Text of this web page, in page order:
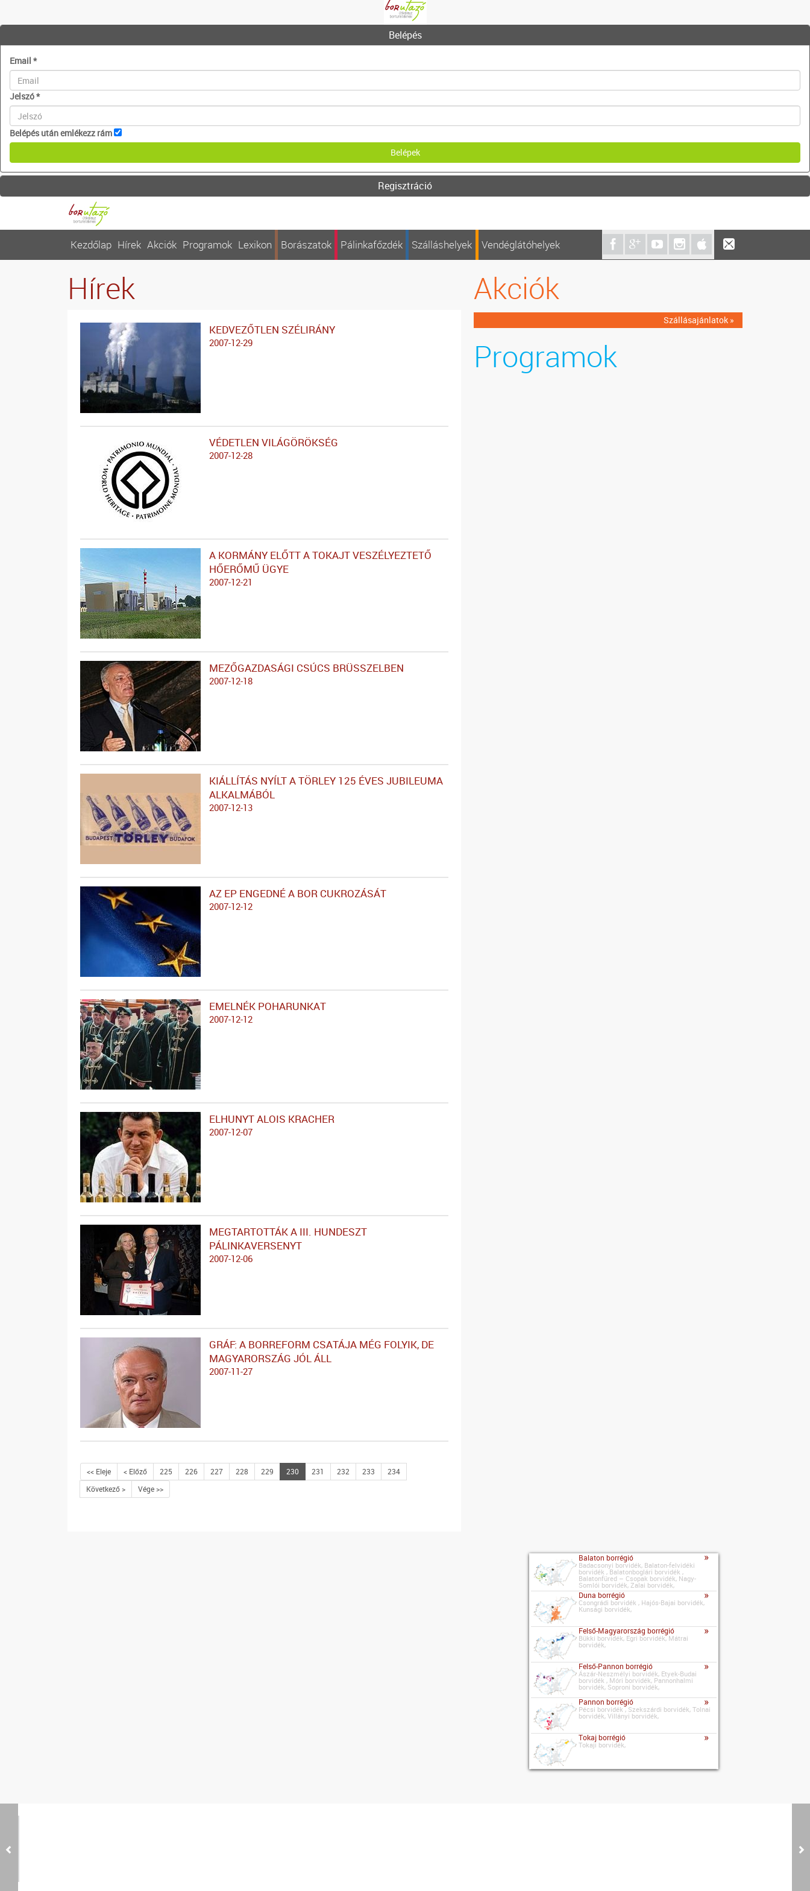
Belépés
Email *
Jelszó*
Belépés után emlékezz rám
Regisztráció
Kezdőlap Hírek Akciók Programok Lexikon Borászatok Pálinkafőzdék Szálláshelyek Vendéglátóhelyek
Hírek
KEDVEZŐTLEN SZÉLIRÁNY
2007-12-29
VÉDETLEN VILÁGÖRÖKSÉG
2007-12-28
A KORMÁNY ELŐTT A TOKAJT VESZÉLYEZTETŐ
HŐERŐMŰ ÜGYE
2007-12-21
MEZŐGAZDASÁGI CSÚCS BRÜSSZELBEN
2007-12-18
KIÁLLÍTÁS NYÍLT A TÖRLEY 125 ÉVES JUBILEUMA
ALKALMÁBÓL
2007-12-13
AZ EP ENGEDNÉ A BOR CUKROZÁSÁT
2007-12-12
EMELNÉK POHARUNKAT
2007-12-12
ELHUNYT ALOIS KRACHER
2007-12-07
MEGTARTOTTÁK A III. HUNDESZT
PÁLINKAVERSENYT
2007-12-06
GRÁF: A BORREFORM CSATÁJA MÉG FOLYIK, DE
MAGYARORSZÁG JÓL ÁLL
2007-11-27
<< Eleje < Előző 225 226 227 228 229 230 231 232 233
234
Következő >
Vége >>
Akciók
Szállásajánlatok »
Programok
Balaton borrégió »
Badacsonyi borvidék, Balaton-felvidéki
borvidék , Balatonboglári borvidék ,
Balatonfüred – Csopak borvidék, Nagy-
Somlói borvidék, Zalai borvidék,
Duna borrégió »
Csongrádi borvidék , Hajós-Bajai borvidék,
Kunsági borvidék,
Felső-Magyarország borrégió »
Bükki borvidék, Egri borvidék, Mátrai
borvidék,
Felső-Pannon borrégió »
Ászár-Neszmélyi borvidék, Etyek-Budai
borvidék , Móri borvidék, Pannonhalmi
borvidék, Soproni borvidék,
Pannon borrégió »
Pécsi borvidék , Szekszárdi borvidék, Tolnai
borvidék, Villányi borvidék,
Tokaj borrégió »
Tokaji borvidék,